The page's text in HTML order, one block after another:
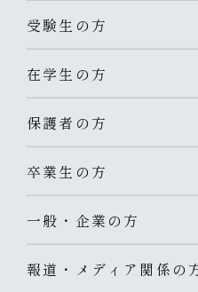
受験生の方
在学生の方
保護者の方
卒業生の方
一般・企業の方
報道・メディア関係の